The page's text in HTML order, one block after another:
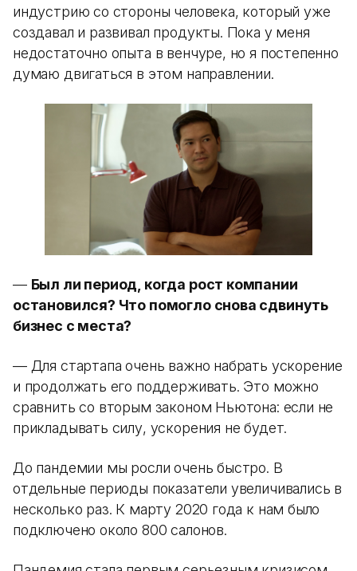
индустрию со стороны человека, который уже
создавал и развивал продукты. Пока у меня
недостаточно опыта в венчуре, но я постепенно
думаю двигаться в этом направлении.
— Был ли период, когда рост компании
остановился? Что помогло снова сдвинуть
бизнес с места?
— Для стартапа очень важно набрать ускорение
и продолжать его поддерживать. Это можно
сравнить со вторым законом Ньютона: если не
прикладывать силу, ускорения не будет.
До пандемии мы росли очень быстро. В
отдельные периоды показатели увеличивались в
несколько раз. К марту 2020 года к нам было
подключено около 800 салонов.